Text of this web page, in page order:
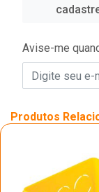
Avise-me
Produtos